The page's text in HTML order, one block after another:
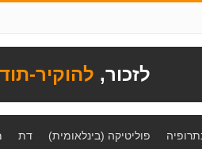
לזכור, להוקיר-
פוליטיקה (בינלאומית) דת